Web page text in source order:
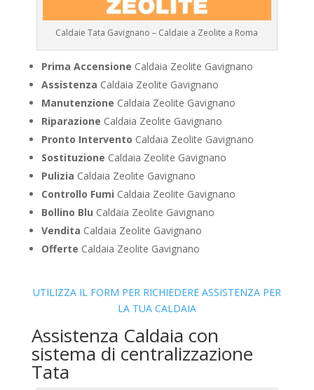
Caldaie Tata Gavignano – Caldaie a Zeolite a Roma
Prima Accensione Caldaia Zeolite Gavignano
Assistenza Caldaia Zeolite Gavignano
Manutenzione Caldaia Zeolite Gavignano
Riparazione Caldaia Zeolite Gavignano
Pronto Intervento Caldaia Zeolite Gavignano
Sostituzione Caldaia Zeolite Gavignano
Pulizia Caldaia Zeolite Gavignano
Controllo Fumi Caldaia Zeolite Gavignano
Bollino Blu Caldaia Zeolite Gavignano
Vendita Caldaia Zeolite Gavignano
Offerte Caldaia Zeolite Gavignano
UTILIZZA IL FORM PER RICHIEDERE ASSISTENZA PER
LA TUA CALDAIA
Assistenza Caldaia con
sistema di centralizzazione
Tata